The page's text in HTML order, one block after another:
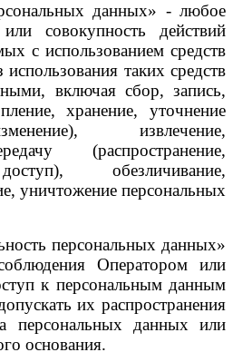
данных» - любое
совокупность действий
с использованием средств
таких средств
включая сбор, запись,
хранение, уточнение
извлечение,
(распространение,
обезличивание,
уничтожение персональных
персональных данных»
Оператором или
к персональным данным
их распространения
персональных данных или
основания.